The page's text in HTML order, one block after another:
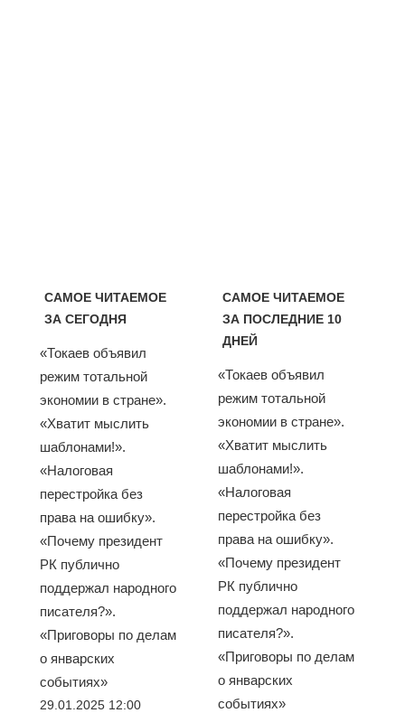
САМОЕ ЧИТАЕМОЕ
ЗА СЕГОДНЯ
«Токаев объявил
режим тотальной
экономии в стране».
«Хватит мыслить
шаблонами!».
«Налоговая
перестройка без
права на ошибку».
«Почему президент
РК публично
поддержал народного
писателя?».
«Приговоры по делам
о январских
событиях»
29.01.2025 12:00
САМОЕ ЧИТАЕМОЕ
ЗА ПОСЛЕДНИЕ 10
ДНЕЙ
«Токаев объявил
режим тотальной
экономии в стране».
«Хватит мыслить
шаблонами!».
«Налоговая
перестройка без
права на ошибку».
«Почему президент
РК публично
поддержал народного
писателя?».
«Приговоры по делам
о январских
событиях»